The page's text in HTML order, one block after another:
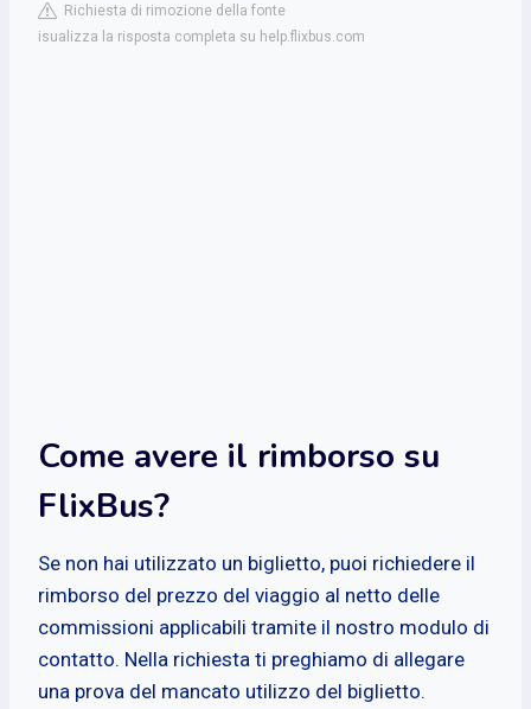
Richiesta di rimozione della fonte
isualizza la risposta completa su help.flixbus.com
Come avere il rimborso su
FlixBus?
Se non hai utilizzato un biglietto, puoi richiedere il
rimborso del prezzo del viaggio al netto delle
commissioni applicabili tramite il nostro modulo di
contatto. Nella richiesta ti preghiamo di allegare
una prova del mancato utilizzo del biglietto.